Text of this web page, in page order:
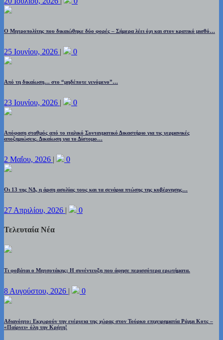
Ο Μητροπολίτης που δικαιώθηκε δύο φορές – Σήμερα λέει όχι και στον κρατικό μισθό…
25 Ιουνίου, 2026 | 0
Από τη δικαίωση… στο “μηδέποτε γενόμενο”…
23 Ιουνίου, 2026 | 0
Απόφαση σταθμός από το ιταλικό Συνταγματικό Δικαστήριο για τις γερμανικές
αποζημιώσεις. Δικαίωση για το Δίστομο…
2 Μαΐου, 2026 | 0
Οι 13 της ΝΔ, η άρση ασυλίας τους και τα σενάρια πτώσης της κυβέρνησης…
27 Απριλίου, 2026 | 0
Τελευταία Νέα
Τι φοβάται ο Μητσοτάκης; Η συνέντευξη που άφησε περισσότερα ερωτήματα.
8 Αυγούστου, 2026 | 0
Αδιανόητο: Εκχωρούν την ενέργεια της χώρας στον Τούρκο επιχειρηματία Ράχμι Κοτς –
«Παίρνει» όλη την Κρήτη!